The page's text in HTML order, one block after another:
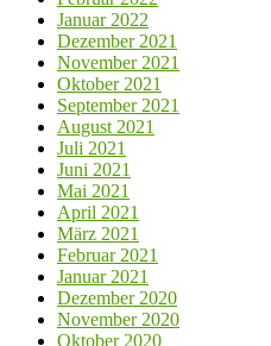
Januar 2022
Dezember 2021
November 2021
Oktober 2021
September 2021
August 2021
Juli 2021
Juni 2021
Mai 2021
April 2021
März 2021
Februar 2021
Januar 2021
Dezember 2020
November 2020
Oktober 2020